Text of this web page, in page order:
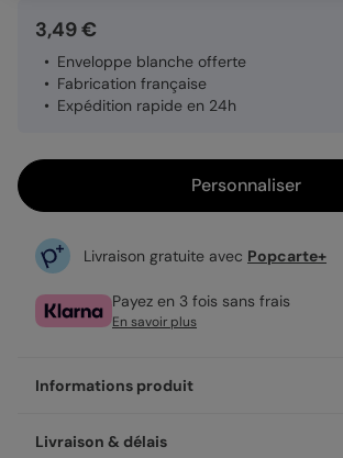
3,49 €
Enveloppe blanche offerte
Fabrication française
Expédition rapide en 24h
Personnaliser
Livraison gratuite avec Popcarte+
Payez en 3 fois sans frais
En savoir plus
Informations produit
Personnalisez votre carte d’invitation
Livraison & délais